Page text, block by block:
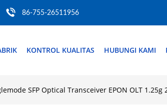
86-755-26511956
KONTROL KUALITAS HUBUNGI KAMI
SFP Optical Transceiver EPON OLT